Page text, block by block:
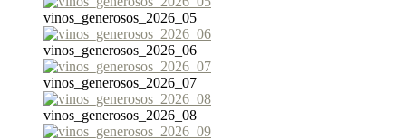
vinos_generosos_2026_05
vinos_generosos_2026_06
vinos_generosos_2026_07
vinos_generosos_2026_08